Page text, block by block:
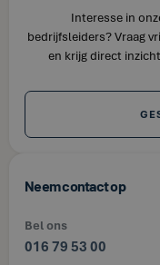
Interesse in
bedrijfsleiders? Vraag
en krijg direct
Neem contact op
Bel ons
016 79 53 00